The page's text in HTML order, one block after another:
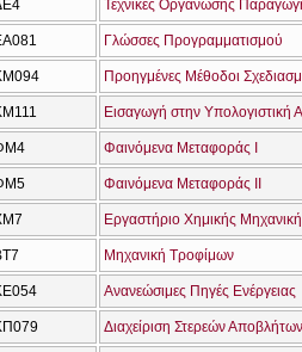
Τεχνικές Οργάνωσης
Γλώσσες Προγραμματισμού
Προηγμένες Μέθοδοι
Φαινόμενα Μεταφοράς Ι
Φαινόμενα Μεταφοράς ΙΙ
Εργαστήριο Χημικής
Μηχανική Τροφίμων
Ανανεώσιμες Πηγές Ενέργειας
Διαχείριση Στερεών